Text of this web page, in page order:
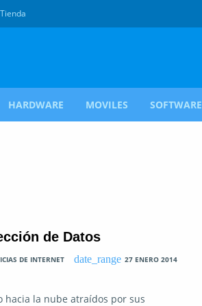
Tienda
HARDWARE MOVILES SOFTWARE
de Datos
DE INTERNET
27 ENERO 2014
hacia la nube atraídos por sus